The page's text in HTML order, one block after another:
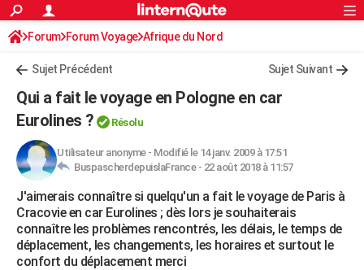
ACTUALITÉS
Politique
Société
Faits Divers
Education
Monde
Villes
+
Programme TV
TNTStreaming
Cinéma
Sorties cinéma
Musique
+FINANCE
Retraite
Impôts
Epargne
Immobilier
Risques naturels par ville
Banque
Assurance
Crédit
AUTO
Essais
Réserver un essai
Citadines
Berlines
SUV
Forum auto
HIGH-TECH
Mobiles
Meilleur smartphone
Internet
Ordinateurs
Jeux vidéo
Guide high-tech
+BRICOLAGE
Forum
Aménagement intérieur
Extérieur
Cuisine
Salle de bains
Jardinage
Rangement
WEEK-END
S'inscrire
Connexion
Forum Forum Voyage Afrique du Nord
Sujet Précédent Sujet Suivant
Qui a fait le voyage en Pologne en car
Eurolines ?
Résolu
Utilisateur anonyme- Modifié le 14 janv. 2009 à 17:51
BuspascherdepuislaFrance - 22 août 2018 à 11:57
J'aimerais connaître si quelqu'un a fait le voyage de Paris à
Cracovie en car Eurolines ; dès lors je souhaiterais
connaître les problèmes rencontrés, les délais, le temps de
déplacement, les changements, les horaires et surtout le
confort du déplacement merci